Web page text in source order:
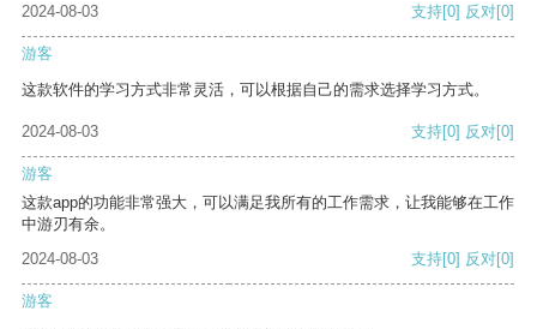
2024-08-03
支持[0] 反对[0]
游客
这款软件的学习方式非常灵活，可以根据自己的需求选择学习方式。
2024-08-03 支持[0] 反对[0]
游客
这款app的功能非常强大，可以满足我所有的工作需求，让我能够在工作
中游刃有余。
2024-08-03
支持[0] 反对[0]
游客